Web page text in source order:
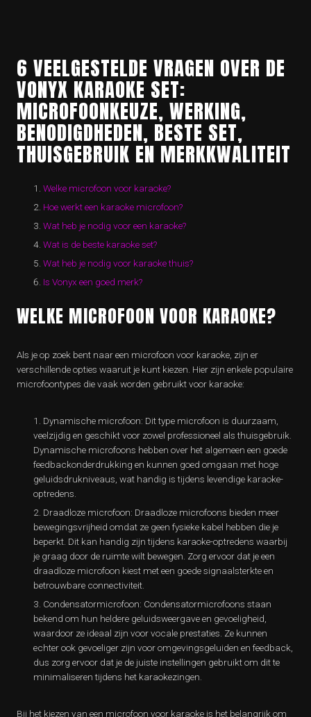
6 VEELGESTELDE VRAGEN OVER DE
VONYX KARAOKE SET:
MICROFOONKEUZE, WERKING,
BENODIGDHEDEN, BESTE SET,
THUISGEBRUIK EN MERKKWALITEIT
Welke microfoon voor karaoke?
Hoe werkt een karaoke microfoon?
Wat heb je nodig voor een karaoke?
Wat is de beste karaoke set?
Wat heb je nodig voor karaoke thuis?
Is Vonyx een goed merk?
WELKE MICROFOON VOOR KARAOKE?
Als je op zoek bent naar een microfoon voor karaoke, zijn er
verschillende opties waaruit je kunt kiezen. Hier zijn enkele populaire
microfoontypes die vaak worden gebruikt voor karaoke:
Dynamische microfoon: Dit type microfoon is duurzaam,
veelzijdig en geschikt voor zowel professioneel als thuisgebruik.
Dynamische microfoons hebben over het algemeen een goede
feedbackonderdrukking en kunnen goed omgaan met hoge
geluidsdrukniveaus, wat handig is tijdens levendige karaoke-
optredens.
Draadloze microfoon: Draadloze microfoons bieden meer
bewegingsvrijheid omdat ze geen fysieke kabel hebben die je
beperkt. Dit kan handig zijn tijdens karaoke-optredens waarbij
je graag door de ruimte wilt bewegen. Zorg ervoor dat je een
draadloze microfoon kiest met een goede signaalsterkte en
betrouwbare connectiviteit.
Condensatormicrofoon: Condensatormicrofoons staan
bekend om hun heldere geluidsweergave en gevoeligheid,
waardoor ze ideaal zijn voor vocale prestaties. Ze kunnen
echter ook gevoeliger zijn voor omgevingsgeluiden en feedback,
dus zorg ervoor dat je de juiste instellingen gebruikt om dit te
minimaliseren tijdens het karaokezingen.
Bij het kiezen van een microfoon voor karaoke is het belangrijk om